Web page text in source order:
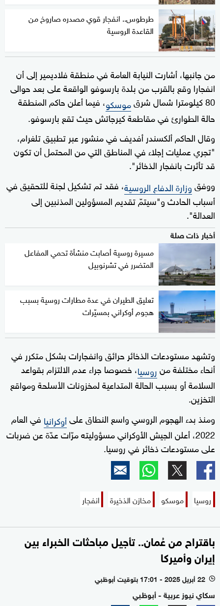
طرطوس.. انفجار قوي مصدره صاروخ من
القاعدة الروسية
من جانبها، أشارت النيابة العامة في منطقة فلاديمير إلى أن
انفجارا وقع بالقرب من بلدة بارسوفو الواقعة على بعد حوالى
80 كيلومترا شمال شرق
موسكو، فيما أعلن حاكم المنطقة
حالة الطوارئ في مقاطعة كيرجاتش حيث تقع بارسوفو.
وقال الحاكم ألكسندر أفديف في منشور عبر تطبيق تلغرام،
"تجري عمليات إجلاء في المناطق التي من المحتمل أن تكون
قد تأثرت بانفجار الذخائر".
ووفقوزارة الدفاع الروسية، فقد تم تشكيل لجنة للتحقيق في
أسباب الحادث و"سيتمّ تقديم المسؤولين المذنبين إلى
العدالة".
أخبار ذات صلة
مسيرة روسية أصابت منشأة تحمي المفاعل
المتضرر في تشرنوبيل
تعليق الطيران في عدة مطارات روسية بسبب
هجوم أوكراني بمسيّرات
وتشهد مستودعات الذخائر حرائق وانفجارات بشكل متكرر في
أنحاء مختلفة منروسيا، خصوصا جراء عدم الالتزام بقواعد
السلامة أو بسبب الحالة المتداعية لمخزونات الأسلحة ومواقع
التخزين.
ومنذ بدء الهجوم الروسي واسع النطاق علىأوكرانيا في العام
2022، أعلن الجيش الأوكراني مسؤوليته مرّات عدّة عن ضربات
على مستودعات ذخائر في روسيا.
روسيا موسكو مخازن الذخيرة انفجار
باقتراح من عُمان.. تأجيل مباحثات الخبراء بين
إيران وأميركا
l 22 أبريل 2025 - 17:01 بتوقيت أبوظبي
سكاي نيوز عربية - أبوظبي